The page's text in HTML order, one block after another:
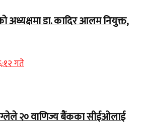
अध्यक्षमा डा. कादिर आलम नियुक्त,
गते
वाग्लेले २० वाणिज्य बैंकका सीईओलाई